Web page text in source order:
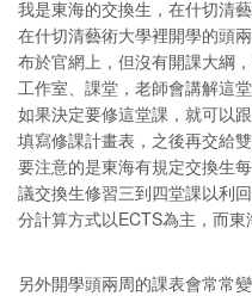
我是東海的交換生，在什切清
在什切清藝術大學裡開學的頭
布於官網上，但沒有開課大綱
工作室、課堂，老師會講解這
如果決定要修這堂課，就可以
填寫修課計畫表，之後再交給
要注意的是東海有規定交換生
議交換生修習三到四堂課以利
分計算方式以ECTS為主，而東
另外開學頭兩周的課表會常常